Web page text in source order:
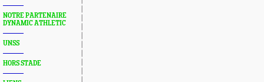
NOTRE PARTENAIRE
DYNAMIC ATHLETIC
UNSS
HORS STADE